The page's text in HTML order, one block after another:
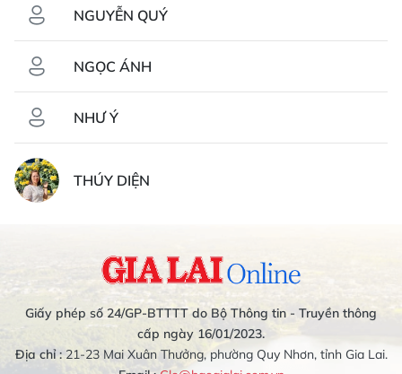
NGUYỄN QUÝ
NGỌC ÁNH
NHƯ Ý
THÚY DIỆN
Giấy phép số 24/GP-BTTTT do Bộ Thông tin - Truyền thông
cấp ngày 16/01/2023.
Địa chỉ :21-23 Mai Xuân Thưởng, phường Quy Nhơn, tỉnh Gia Lai.